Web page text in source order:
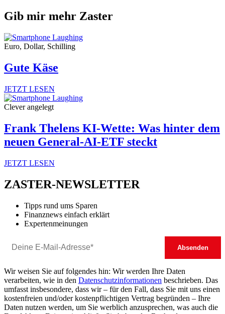
Gib mir mehr Zaster
Euro, Dollar, Schilling
Gute Käse
JETZT LESEN
Clever angelegt
Frank Thelens KI-Wette: Was hinter dem
neuen General-AI-ETF steckt
JETZT LESEN
ZASTER-NEWSLETTER
Tipps rund ums Sparen
Finanznews einfach erklärt
Expertenmeinungen
Wir weisen Sie auf folgendes hin: Wir werden Ihre Daten
verarbeiten, wie in den Datenschutzinformationen beschrieben. Das
umfasst insbesondere, dass wir – für den Fall, dass Sie mit uns einen
kostenfreien und/oder kostenpflichtigen Vertrag begründen – Ihre
Daten nutzen werden, um Sie werblich anzusprechen, was auch die